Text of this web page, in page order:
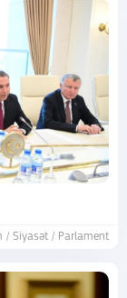
/ Siyasət / Parlament